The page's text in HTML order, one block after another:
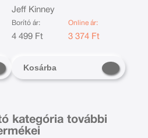
Jeff Kinney
Borító ár:
4 499 Ft
Online ár:
3 374 Ft
Kosárba
kategória további